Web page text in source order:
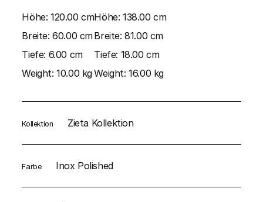
Höhe:120.00 cm
Breite:60.00 cm
Tiefe: 6.00 cm
Weight:10.00 kg
Höhe:138.00 cm
Breite:81.00 cm
Tiefe: 18.00 cm
Weight:16.00 kg
Kollektion Zieta Kollektion
Farbe Inox Polished